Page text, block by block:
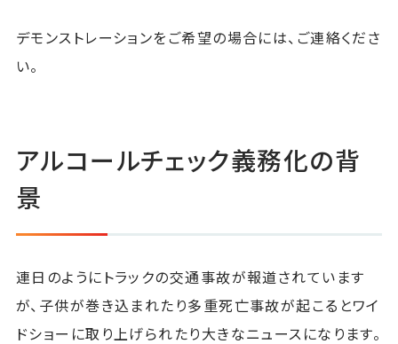
デモンストレーションをご希望の場合には、ご連絡くださ
い。
アルコールチェック義務化の背
景
連日のようにトラックの交通事故が報道されています
が、子供が巻き込まれたり多重死亡事故が起こるとワイ
ドショーに取り上げられたり大きなニュースになります。